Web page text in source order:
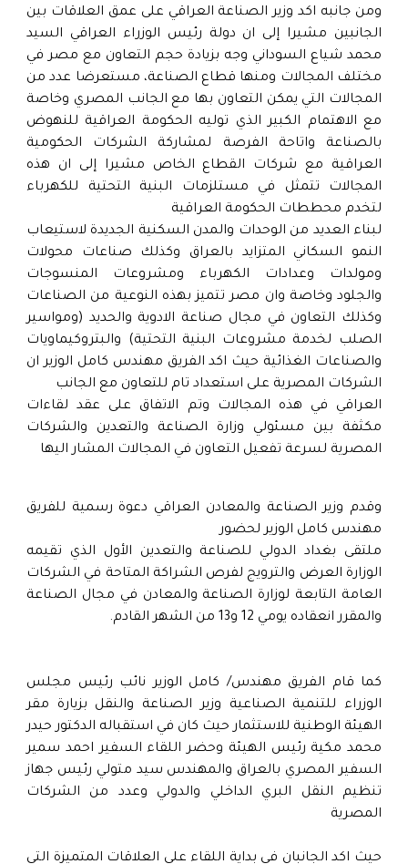
ومن جانبه اكد وزير الصناعة العراقي على عمق العلاقات بين
الجانبين مشيرا إلى ان دولة رئيس الوزراء العراقي السيد
محمد شياع السوداني وجه بزيادة حجم التعاون مع مصر في
مختلف المجالات ومنها قطاع الصناعة، مستعرضا عدد من
المجالات التي يمكن التعاون بها مع الجانب المصري وخاصة
مع الاهتمام الكبير الذي توليه الحكومة العراقية للنهوض
بالصناعة واتاحة الفرصة لمشاركة الشركات الحكومية
العراقية مع شركات القطاع الخاص مشيرا إلى ان هذه
المجالات تتمثل في مستلزمات البنية التحتية للكهرباء
لتخدم محططات الحكومة العراقية
لبناء العديد من الوحدات والمدن السكنية الجديدة لاستيعاب
النمو السكاني المتزايد بالعراق وكذلك صناعات محولات
ومولدات وعدادات الكهرباء ومشروعات المنسوجات
والجلود وخاصة وان مصر تتميز بهذه النوعية من الصناعات
وكذلك التعاون في مجال صناعة الادوية والحديد (ومواسير
الصلب لخدمة مشروعات البنية التحتية) والبتروكيماويات
والصناعات الغذائية حيث اكد الفريق مهندس كامل الوزير ان
الشركات المصرية على استعداد تام للتعاون مع الجانب
العراقي في هذه المجالات وتم الاتفاق على عقد لقاءات
مكثفة بين مسئولي وزارة الصناعة والتعدين والشركات
المصرية لسرعة تفعيل التعاون في المجالات المشار اليها
وقدم وزير الصناعة والمعادن العراقي دعوة رسمية للفريق
مهندس كامل الوزير لحضور
ملتقى بغداد الدولي للصناعة والتعدين الأول الذي تقيمه
الوزارة العرض والترويج لفرص الشراكة المتاحة في الشركات
العامة التابعة لوزارة الصناعة والمعادن في مجال الصناعة
والمقرر انعقاده يومي 12 و13 من الشهر القادم.
كما قام الفريق مهندس/ كامل الوزير نائب رئيس مجلس
الوزراء للتنمية الصناعية وزير الصناعة والنقل بزيارة مقر
الهيئة الوطنية للاستثمار حيث كان في استقباله الدكتور حيدر
محمد مكية رئيس الهيئة وحضر اللقاء السفير احمد سمير
السفير المصري بالعراق والمهندس سيد متولي رئيس جهاز
تنظيم النقل البري الداخلي والدولي وعدد من الشركات
المصرية
حيث اكد الجانبان في بداية اللقاء على العلاقات المتميزة التي